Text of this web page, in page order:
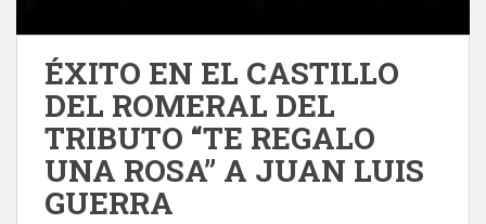
ÉXITO EN EL CASTILLO
DEL ROMERAL DEL
TRIBUTO “TE REGALO
UNA ROSA” A JUAN LUIS
GUERRA